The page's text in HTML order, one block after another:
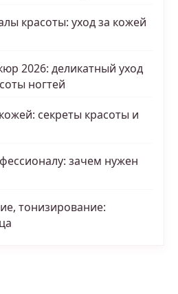
красоты: уход за кожей
2026: деликатный уход
ногтей
секреты красоты и
зачем нужен
тонизирование: